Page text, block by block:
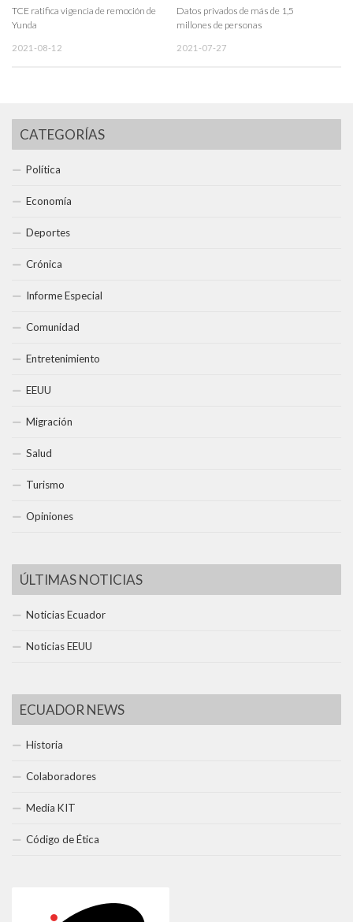
TCE ratifica vigencia de remoción de
Yunda
2021-08-12
Datos privados de más de 1,5
millones de personas
2021-07-27
CATEGORÍAS
Política
Economía
Deportes
Crónica
Informe Especial
Comunidad
Entretenimiento
EEUU
Migración
Salud
Turismo
Opiniones
ÚLTIMAS NOTICIAS
Noticias Ecuador
Noticias EEUU
ECUADOR NEWS
Historia
Colaboradores
Media KIT
Código de Ética